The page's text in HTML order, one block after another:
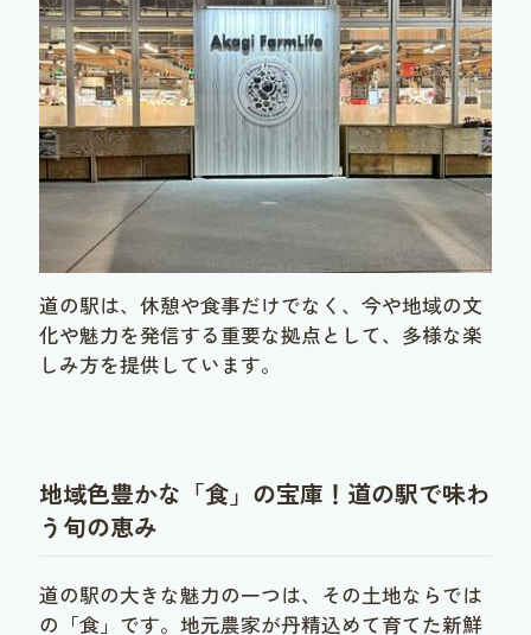
道の駅は、休憩や食事だけでなく、今や地域の文
化や魅力を発信する重要な拠点として、多様な楽
しみ方を提供しています。
地域色豊かな「食」の宝庫！道の駅で味わ
う旬の恵み
道の駅の大きな魅力の一つは、その土地ならでは
の「食」です。地元農家が丹精込めて育てた新鮮